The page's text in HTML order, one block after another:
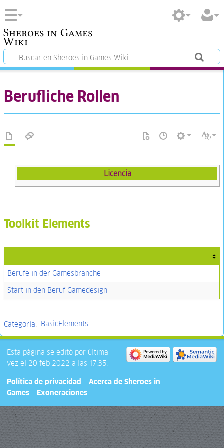
Sheroes in Games
Wiki
Berufliche Rollen
Licencia
Toolkit Elements
Berufe in der Gamesbranche
Start in den Beruf Gamedesign
Categoría: BasicElements
Esta página se editó por última
vez el 20 feb 2022 a las 17:35.
Política de privacidad
Acerca de Sheroes in
Games
Exoneraciones